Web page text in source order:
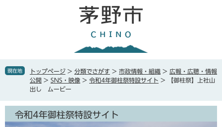
で
ば現在地 トップページ > 分類でさがす > 市政情報・組織 > 広報・広聴・情報
公開 > SNS・映像 > 令和4年御柱祭特設サイト >
【御柱祭】上社山
出し ムービー
令和4年御柱祭特設サイト